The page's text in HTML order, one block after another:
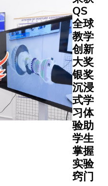
结合教学
创新、实
证研究及
伙伴协
作，形成
一个完整
的循环体
系，让具
潜力的创
新教学构
想由原型
设计、试
行验证，
逐步迈向
广泛应
用，过程
伴关系促
深层次的
交流。科
长叶玉如
出席
2026校
坛，与全
多位高等
界领袖以
手共创全
祉：应对
战、卓越
新、建立
任」为主
入交流。
学或科大
第四年课
毕业后更
会直接升
校的硕士
博士学位
程，进一
升学术及
水平。合
议由科大
机科学及
学系主任
座教授周
教授与清
学计算机
QS
全球
教学
创新
大奖
银奖
沉浸
式学
习体
验助
学生
掌握
实验
窍门